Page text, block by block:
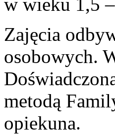
Zajęcia
osobowych.
metodą
opiekuna.